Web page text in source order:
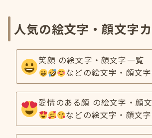
人気の絵文字・顔文字
笑顔 の絵文字・顔文字一覧
などの絵文字・顔文
愛情のある顔 の絵文字・顔
などの絵文字・顔文